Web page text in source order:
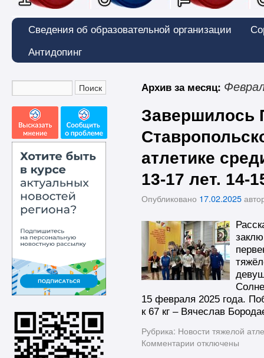
Сведения об образовательной организации
Антидопинг
Архив за месяц:
Завершилось
атлетике
13-17 лет. 14-
Опубликовано 17.02.2025
15 февраля 2025 года.
к 67 кг – Вячеслав
Рубрика: Новости тяжелой
Комментарии отключены